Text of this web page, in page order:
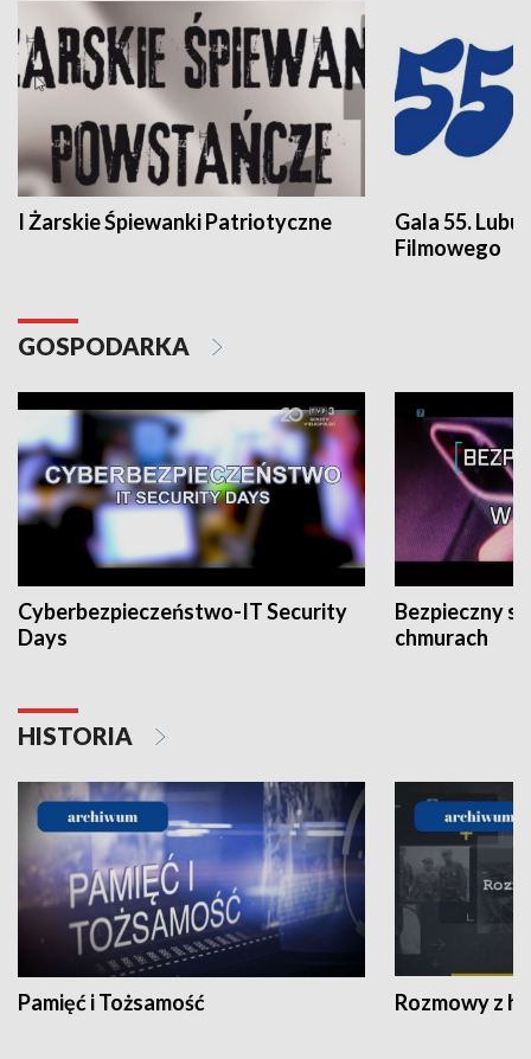
I Żarskie Śpiewanki Patriotyczne
Gala 55.
Filmowego
GOSPODARKA
Cyberbezpieczeństwo-IT Security
Days
Bezpieczny
chmurach
HISTORIA
Pamięć i Tożsamość Rozmowy z